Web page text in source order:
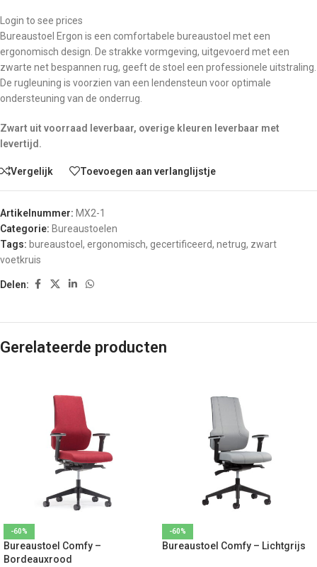
Login to see prices
Bureaustoel Ergon is een comfortabele bureaustoel met een
ergonomisch design. De strakke vormgeving, uitgevoerd met een
zwarte net bespannen rug, geeft de stoel een professionele uitstraling.
De rugleuning is voorzien van een lendensteun voor optimale
ondersteuning van de onderrug.
Zwart uit voorraad leverbaar, overige kleuren leverbaar met
levertijd.
Vergelijk Toevoegen aan verlanglijstje
Artikelnummer: MX2-1
Categorie: Bureaustoelen
Tags: bureaustoel , ergonomisch, gecertificeerd, netrug, zwart
voetkruis
Delen:
Gerelateerde producten
-60%
Bureaustoel Comfy –
Bordeauxrood
-60%
Bureaustoel Comfy – Lichtgrijs